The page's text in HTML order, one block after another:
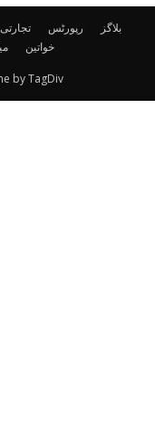
رپورٹس
بلاگز
خواتین
by TagDiv